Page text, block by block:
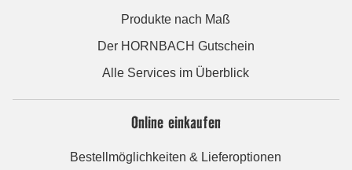
Produkte nach Maß
Der HORNBACH Gutschein
Alle Services im Überblick
Online einkaufen
Bestellmöglichkeiten & Lieferoptionen